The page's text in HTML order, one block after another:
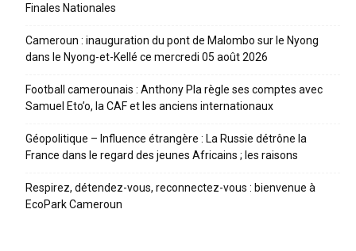
Finales Nationales
Cameroun : inauguration du pont de Malombo sur le Nyong
dans le Nyong-et-Kellé ce mercredi 05 août 2026
Football camerounais : Anthony Pla règle ses comptes avec
Samuel Eto’o, la CAF et les anciens internationaux
Géopolitique – Influence étrangère : La Russie détrône la
France dans le regard des jeunes Africains ; les raisons
Respirez, détendez-vous, reconnectez-vous : bienvenue à
EcoPark Cameroun